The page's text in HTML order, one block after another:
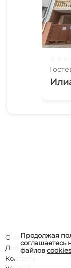
Продолжая
соглашаетесь
файловcookies
О компании
Добавить объект
Контакты